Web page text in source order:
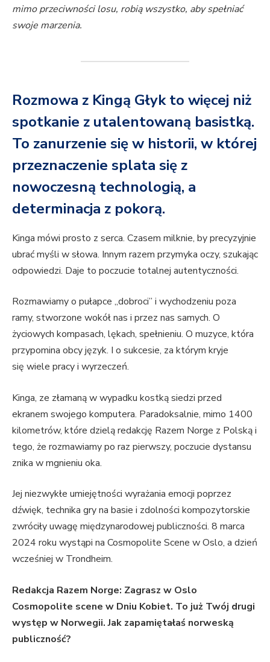
mimo przeciwności losu, robią wszystko, aby spełniać
swoje marzenia.
Rozmowa z Kingą Głyk to więcej niż
spotkanie z utalentowaną basistką.
To zanurzenie się w historii, w której
przeznaczenie splata się z
nowoczesną technologią, a
determinacja z pokorą.
Kinga mówi prosto z serca. Czasem milknie, by precyzyjnie
ubrać myśli w słowa. Innym razem przymyka oczy, szukając
odpowiedzi. Daje to poczucie totalnej autentyczności.
Rozmawiamy o pułapce „dobroci” i wychodzeniu poza
ramy, stworzone wokół nas i przez nas samych. O
życiowych kompasach, lękach, spełnieniu. O muzyce, która
przypomina obcy język. I o sukcesie, za którym kryje
się wiele pracy i wyrzeczeń.
Kinga, ze złamaną w wypadku kostką siedzi przed
ekranem swojego komputera. Paradoksalnie, mimo 1400
kilometrów, które dzielą redakcję Razem Norge z Polską i
tego, że rozmawiamy po raz pierwszy, poczucie dystansu
znika w mgnieniu oka.
Jej niezwykłe umiejętności wyrażania emocji poprzez
dźwięk, technika gry na basie i zdolności kompozytorskie
zwróciły uwagę międzynarodowej publiczności. 8 marca
2024 roku wystąpi na Cosmopolite Scene w Oslo, a dzień
wcześniej w Trondheim.
Redakcja Razem Norge: Zagrasz w Oslo
Cosmopolite scene w Dniu Kobiet. To już Twój drugi
występ w Norwegii. Jak zapamiętałaś norweską
publiczność?